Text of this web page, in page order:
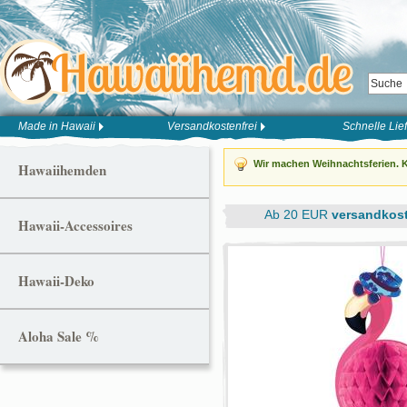
Made in Hawaii Versandkostenfrei Schnelle
Wir machen Weihnachtsferien.
Ab 20 EUR
Hawaiihemden
Hawaii-Accessoires
Hawaii-Deko
Aloha Sale %